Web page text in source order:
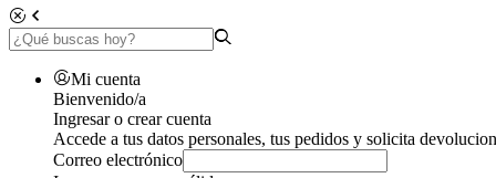
Mi cuenta
Bienvenido/a
Ingresar o crear cuenta
Accede a tus datos personales, tus pedidos y solicita
Correo electrónico